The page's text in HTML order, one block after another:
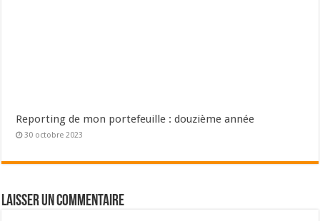
Reporting de mon portefeuille : douzième année
30 octobre 2023
Laisser un commentaire